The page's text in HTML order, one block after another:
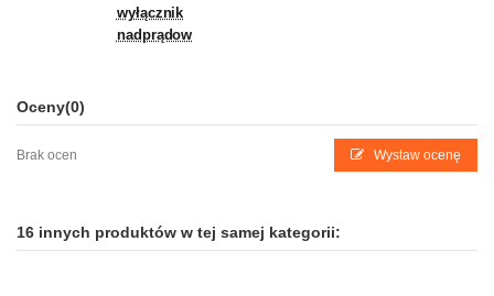
wyłącznik
nadprądow
Oceny(0)
Brak ocen Wystaw ocenę
16 innych produktów w tej samej kategorii: